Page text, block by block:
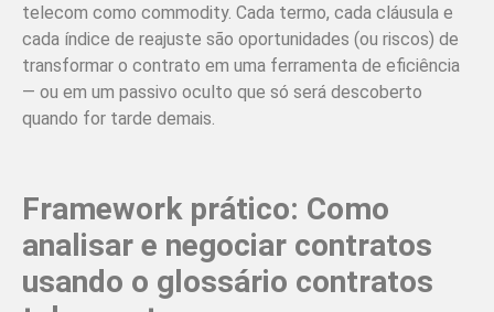
telecom como commodity. Cada termo, cada cláusula e
cada índice de reajuste são oportunidades (ou riscos) de
transformar o contrato em uma ferramenta de eficiência
— ou em um passivo oculto que só será descoberto
quando for tarde demais.
Framework prático: Como
analisar e negociar contratos
usando o glossário contratos